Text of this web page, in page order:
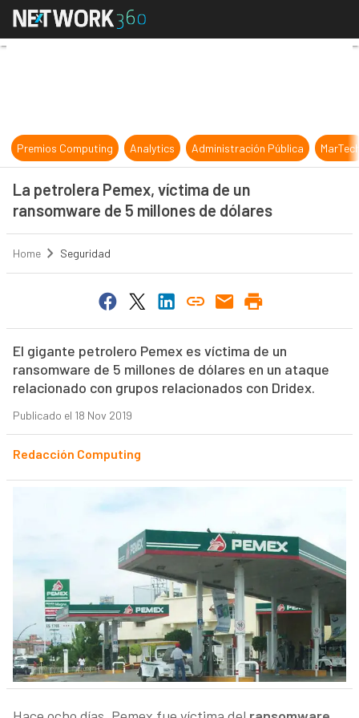
La petrolera Pemex, víctima de un
Premios Computing Analytics Administración Pública
La petrolera Pemex, víctima de un
ransomware de 5 millones de dólares
Home Seguridad
El gigante petrolero Pemex es víctima de un
ransomware de 5 millones de dólares en un ataque
relacionado con grupos relacionados con Dridex.
Publicado el 18 Nov 2019
Redacción Computing